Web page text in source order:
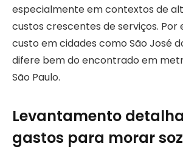
especialmente em contextos de
custos crescentes de serviços. Por
custo em cidades como São José
difere bem do encontrado em
São Paulo.
Levantamento
gastos para morar